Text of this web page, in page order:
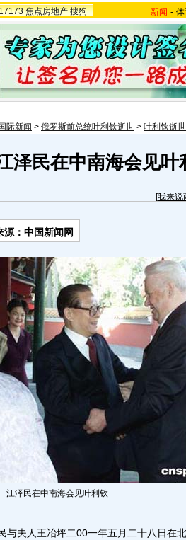
焦点房地产 搜狗 新闻 -
国际新闻 > 俄罗斯前总统叶利钦逝世 > 叶利钦逝
泽民在中南海会见叶
[我来说
源：中国新闻网
江泽民在中南海会见叶利钦
夫人王冶坪二00一年五月二十八日在